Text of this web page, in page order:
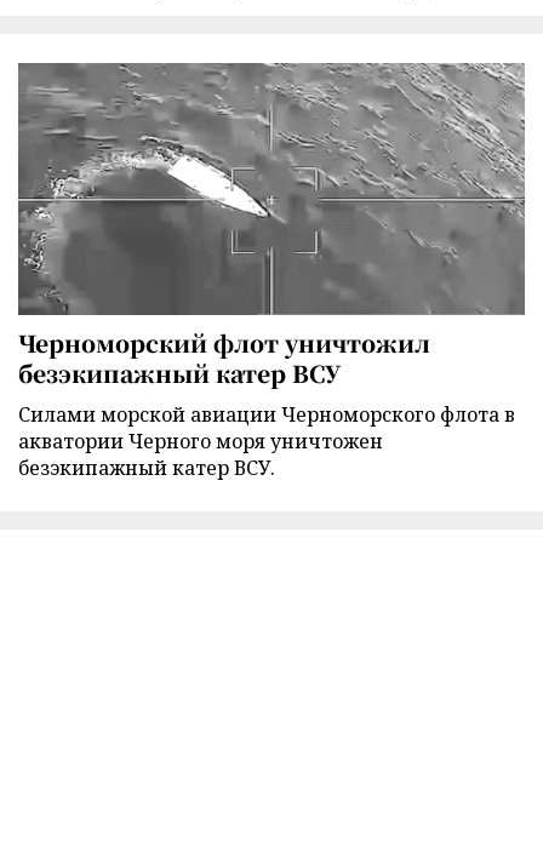
Черноморский флот уничтожил
безэкипажный катер ВСУ
Силами морской авиации Черноморского флота в
акватории Черного моря уничтожен
безэкипажный катер ВСУ.